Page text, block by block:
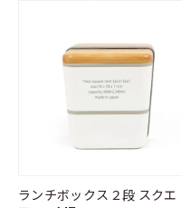
ランチボックス２段 スクエ